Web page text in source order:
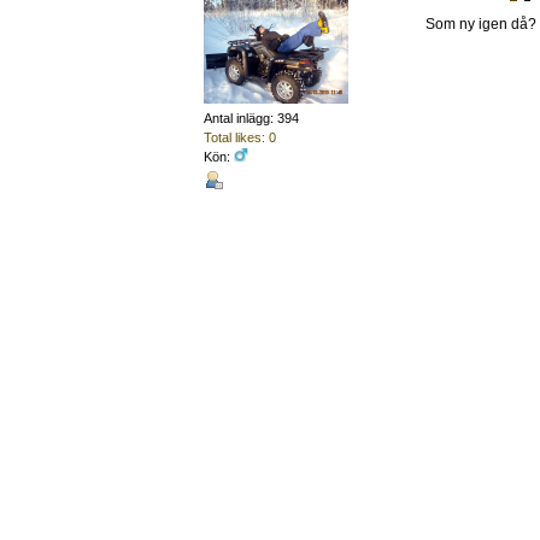
Antal inlägg: 394
Total likes: 0
Kön:
Som ny igen